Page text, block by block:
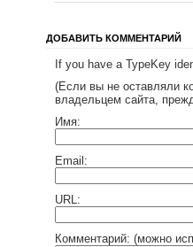
ДОБАВИТЬ КОММЕНТАРИЙ
If you have a TypeKey
(Если вы не оставляли
владельцем сайта,
Имя:
Email:
URL:
Комментарий: (можно